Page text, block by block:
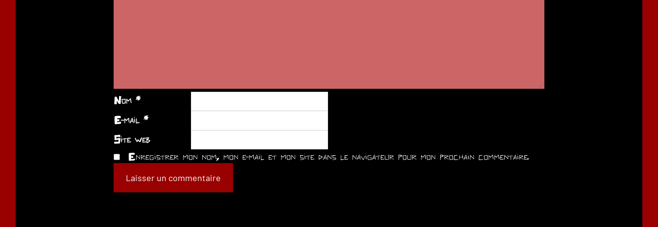
Nom *
E-mail *
Site web
Enregistrer mon nom, mon e-mail et mon site dans le navigateur pour mon prochain commentaire.